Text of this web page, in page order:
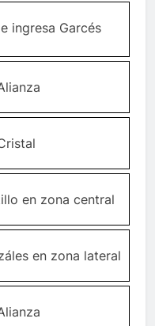
ingresa Garcés
en zona central
en zona lateral